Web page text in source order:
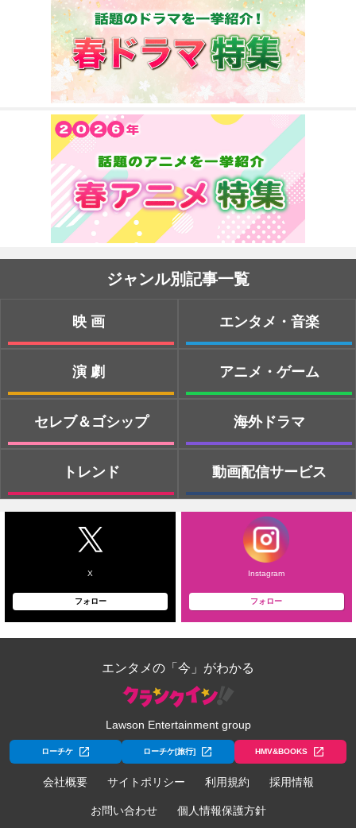
ジャンル別記事一覧
映画
演劇
セレブ＆ゴシップ
トレンド
エンタメ・音楽
アニメ・ゲーム
海外ドラマ
動画配信サービス
X
フォロー
Instagram
フォロー
エンタメの「今」がわかる
Lawson Entertainment group
ローチケ ローチケ[旅行] HMV&BOOKS
会社概要 サイトポリシー 利用規約 採用情報
お問い合わせ 個人情報保護方針